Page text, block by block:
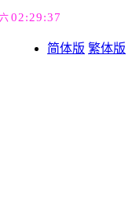
02:29:38
简体版 繁体版